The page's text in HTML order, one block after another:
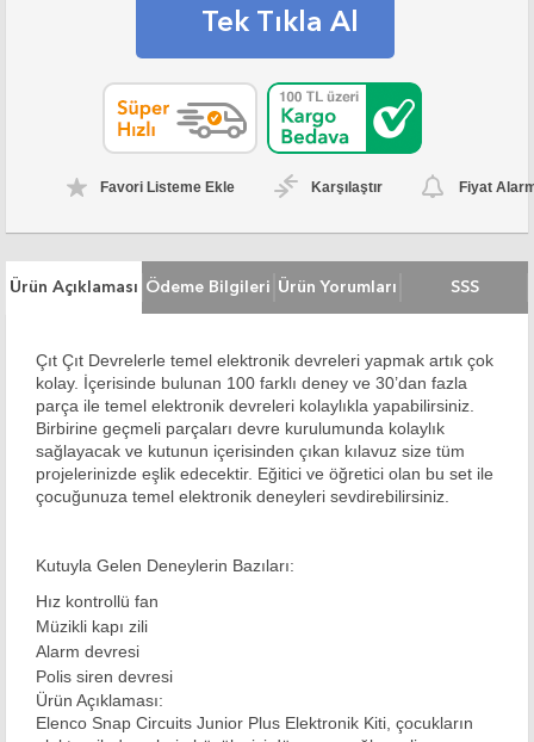
Tek Tıkla Al
Favori Listeme Ekle Karşılaştır Fiyat
Ürün Açıklaması Ödeme Bilgileri Ürün Yorumları SSS
Çıt Çıt Devrelerle temel elektronik devreleri yapmak artık çok
kolay. İçerisinde bulunan 100 farklı deney ve 30’dan fazla
parça ile temel elektronik devreleri kolaylıkla yapabilirsiniz.
Birbirine geçmeli parçaları devre kurulumunda kolaylık
sağlayacak ve kutunun içerisinden çıkan kılavuz size tüm
projelerinizde eşlik edecektir. Eğitici ve öğretici olan bu set ile
çocuğunuza temel elektronik deneyleri sevdirebilirsiniz.
Kutuyla Gelen Deneylerin Bazıları:
Hız kontrollü fan
Müzikli kapı zili
Alarm devresi
Polis siren devresi
Ürün Açıklaması:
Elenco Snap Circuits Junior Plus Elektronik Kiti, çocukların